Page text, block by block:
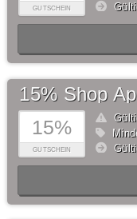
GUTSCHEIN
15%
GUTSCHEIN
15% Shop